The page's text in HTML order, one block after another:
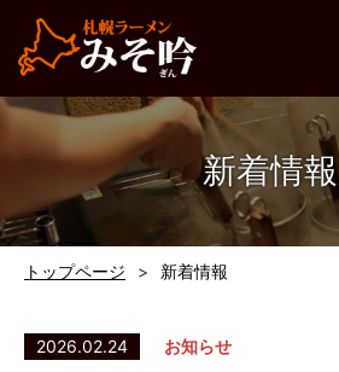
新着情報
トップページ 新着情報
2026.02.24 お知らせ